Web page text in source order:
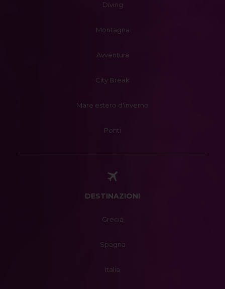
Diving
Montagna
Avventura
City Break
Mare estero d'inverno
Ponti
DESTINAZIONI
Grecia
Spagna
Italia